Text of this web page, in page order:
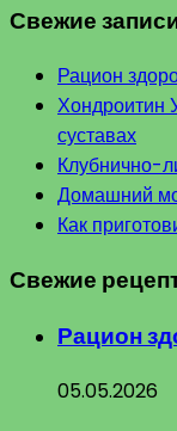
Свежие
Рацион
Хондроитин
суставах
Клубнично-
Домашний
Как
Свежие
Рацион
05.05.2026